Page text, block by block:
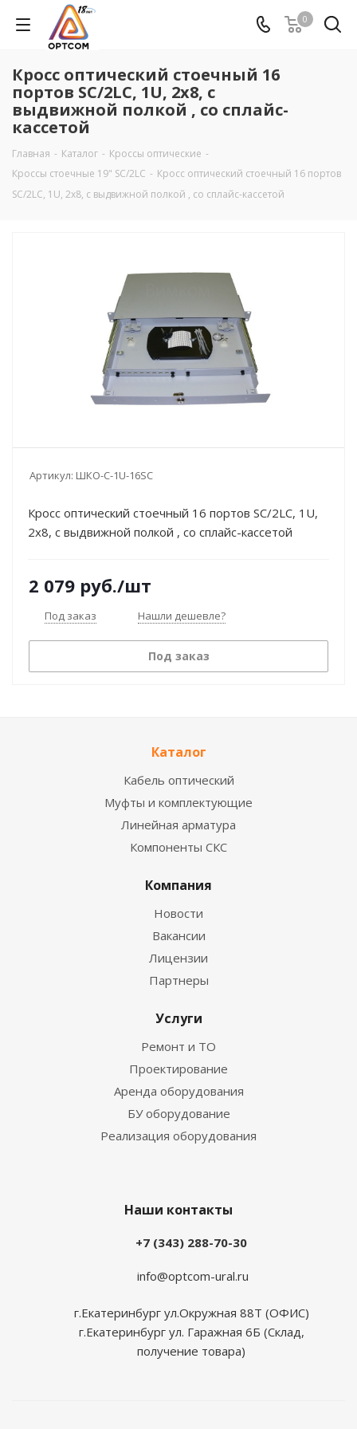
0
Кросс оптический стоечный 16
портов SC/2LC, 1U, 2х8, с
выдвижной полкой , со сплайс-
кассетой
Главная - Каталог - Кроссы оптические -
Кроссы стоечные 19" SC/2LC - Кросс оптический стоечный 16 портов
SC/2LC, 1U, 2х8, с выдвижной полкой , со сплайс-кассетой
Артикул: ШКО-С-1U-16SC
Кросс оптический стоечный 16 портов SC/2LC, 1U,
2х8, с выдвижной полкой , со сплайс-кассетой
2 079 руб./шт
Под заказ Нашли дешевле?
Под заказ
Каталог
Кабель оптический
Муфты и комплектующие
Линейная арматура
Компоненты СКС
Компания
Новости
Вакансии
Лицензии
Партнеры
Услуги
Ремонт и ТО
Проектирование
Аренда оборудования
БУ оборудование
Реализация оборудования
Наши контакты
+7 (343) 288-70-30
info@optcom-ural.ru
г.Екатеринбург ул.Окружная 88Т (ОФИС)
г.Екатеринбург ул. Гаражная 6Б (Склад,
получение товара)